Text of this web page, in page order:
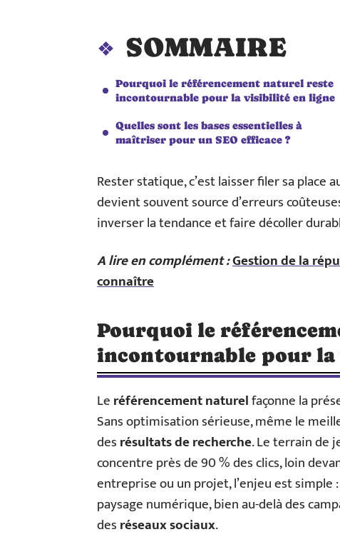
SOMMAIRE
Pourquoi le référencement naturel reste
incontournable pour la visibilité en ligne
Quelles sont les bases essentielles à
maîtriser pour un SEO efficace ?
Rester statique, c’est laisser filer sa
devient souvent source d’erreurs
inverser la tendance et faire décoller
A lire en complément :Gestion de la
connaître
Pourquoi le
incontournable pour
Leréférencement naturelfaçonne la
Sans optimisation sérieuse, même le
desrésultats de recherche. Le terrain de
concentre près de 90 % des clics, loin
entreprise ou un projet, l’enjeu est simple
paysage numérique, bien au-delà des
desréseaux sociaux.